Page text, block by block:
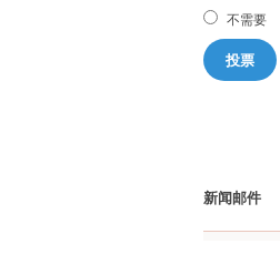
不需要
投票
新闻邮件